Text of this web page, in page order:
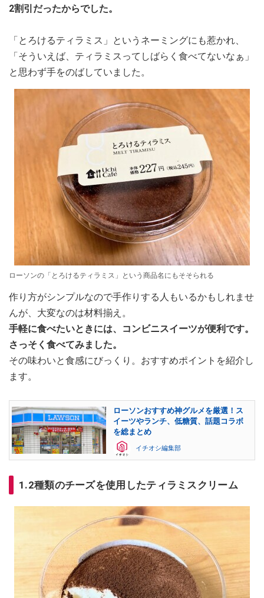
2割引だったからでした。
「とろけるティラミス」というネーミングにも惹かれ、
「そういえば、ティラミスってしばらく食べてないなぁ」
と思わず手をのばしていました。
ローソンの「とろけるティラミス」という商品名にもそそられる
作り方がシンプルなので手作りする人もいるかもしれませ
んが、大変なのは材料揃え。
手軽に食べたいときには、コンビニスイーツが便利です。
さっそく食べてみました。
その味わいと食感にびっくり。おすすめポイントを紹介し
ます。
ローソンおすすめ神グルメを厳選！ス
イーツやランチ、低糖質、話題コラボ
を総まとめ
イチオシ編集部
1.2種類のチーズを使用したティラミスクリーム